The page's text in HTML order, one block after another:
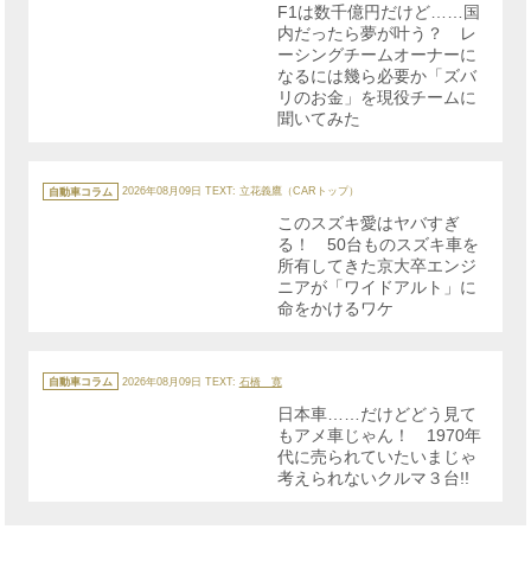
F1は数千億円だけど……国
内だったら夢が叶う？ レ
ーシングチームオーナーに
なるには幾ら必要か「ズバ
リのお金」を現役チームに
聞いてみた
テ
ゴ
自動車コラム 2026年08月09日 TEXT: 立花義鷹（CARトップ）
このスズキ愛はヤバすぎ
る！ 50台ものスズキ車を
所有してきた京大卒エンジ
ニアが「ワイドアルト」に
命をかけるワケ
テ
ゴ
自動車コラム 2026年08月09日 TEXT: 石橋 寛
日本車……だけどどう見て
もアメ車じゃん！ 1970年
代に売られていたいまじゃ
考えられないクルマ３台!!